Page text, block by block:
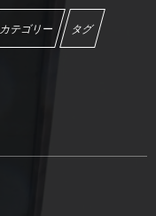
カテゴリー タグ